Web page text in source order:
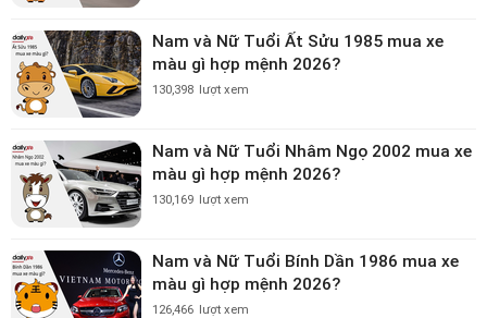
Nam và Nữ Tuổi Ất Sửu 1985 mua xe
màu gì hợp mệnh 2026?
130,398 lượt xem
Nam và Nữ Tuổi Nhâm Ngọ 2002 mua xe
màu gì hợp mệnh 2026?
130,169 lượt xem
Nam và Nữ Tuổi Bính Dần 1986 mua xe
màu gì hợp mệnh 2026?
126,466 lượt xem